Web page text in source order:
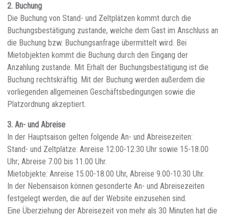
2. Buchung
Die Buchung von Stand- und Zeltplätzen kommt durch die
Buchungsbestätigung zustande, welche dem Gast im Anschluss an
die Buchung bzw. Buchungsanfrage übermittelt wird. Bei
Mietobjekten kommt die Buchung durch den Eingang der
Anzahlung zustande. Mit Erhalt der Buchungsbestätigung ist die
Buchung rechtskräftig. Mit der Buchung werden außerdem die
vorliegenden allgemeinen Geschäftsbedingungen sowie die
Platzordnung akzeptiert.
3. An- und Abreise
In der Hauptsaison gelten folgende An- und Abreisezeiten:
Stand- und Zeltplätze: Anreise 12.00-12.30 Uhr sowie 15-18.00
Uhr; Abreise 7.00 bis 11.00 Uhr.
Mietobjekte: Anreise 15.00-18.00 Uhr, Abreise 9.00-10.30 Uhr.
In der Nebensaison können gesonderte An- und Abreisezeiten
festgelegt werden, die auf der Website einzusehen sind.
Eine Überziehung der Abreisezeit von mehr als 30 Minuten hat die